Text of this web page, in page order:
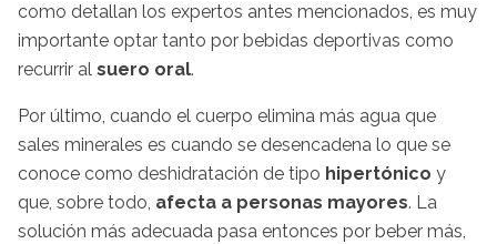
como detallan los expertos antes mencionados, es muy
importante optar tanto por bebidas deportivas como
recurrir al suero oral.
Por último, cuando el cuerpo elimina más agua que
sales minerales es cuando se desencadena lo que se
conoce como deshidratación de tipo hipertónico y
que, sobre todo, afecta a personas mayores. La
solución más adecuada pasa entonces por beber más,